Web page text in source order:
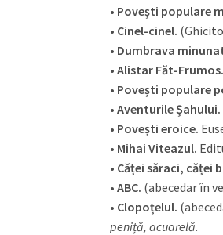
• Povești populare
• Cinel-cinel.
• Dumbrava
•Alistar Făt-Frumos.
• Povești populare
•Aventurile Șahului.
• Povești eroice.
• Mihai Viteazul.
• Căței săraci, căței
•ABC. (abecedar în
• Clopoțelul.
peniță, acuarelă.